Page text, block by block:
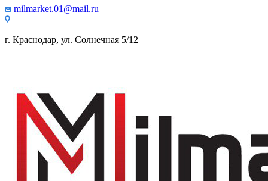
milmarket.01@mail.ru
г. Краснодар, ул. Солнечная 5/12